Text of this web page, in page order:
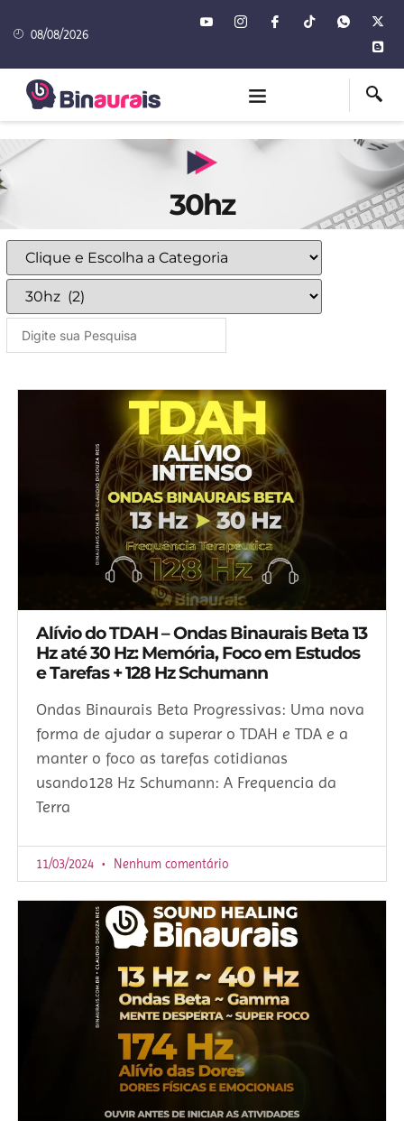
08/08/2026
30hz
Alívio do TDAH – Ondas Binaurais Beta 13
Hz até 30 Hz: Memória, Foco em Estudos
e Tarefas + 128 Hz Schumann
Ondas Binaurais Beta Progressivas: Uma nova
forma de ajudar a superar o TDAH e TDA e a
manter o foco as tarefas cotidianas
usando128 Hz Schumann: A Frequencia da
Terra
11/03/2024 Nenhum comentário